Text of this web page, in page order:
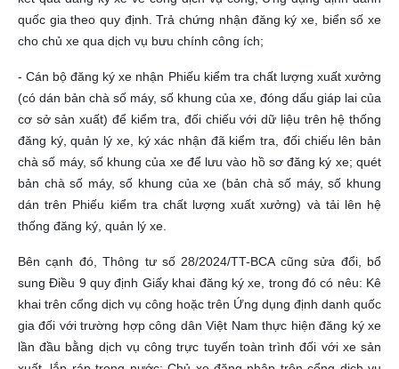
quốc gia theo quy định. Trả chứng nhận đăng ký xe, biển số xe
cho chủ xe qua dịch vụ bưu chính công ích;
- Cán bộ đăng ký xe nhận Phiếu kiểm tra chất lượng xuất xưởng
(có dán bản chà số máy, số khung của xe, đóng dấu giáp lai của
cơ sở sản xuất) để kiểm tra, đối chiếu với dữ liệu trên hệ thống
đăng ký, quản lý xe, ký xác nhận đã kiểm tra, đối chiếu lên bản
chà số máy, số khung của xe để lưu vào hồ sơ đăng ký xe; quét
bản chà số máy, số khung của xe (bản chà số máy, số khung
dán trên Phiếu kiểm tra chất lượng xuất xưởng) và tải lên hệ
thống đăng ký, quản lý xe.
Bên cạnh đó, Thông tư số 28/2024/TT-BCA cũng sửa đổi, bổ
sung Điều 9 quy định Giấy khai đăng ký xe, trong đó có nêu: Kê
khai trên cổng dịch vụ công hoặc trên Ứng dụng định danh quốc
gia đối với trường hợp công dân Việt Nam thực hiện đăng ký xe
lần đầu bằng dịch vụ công trực tuyến toàn trình đối với xe sản